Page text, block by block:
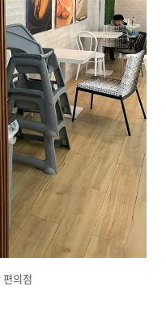
의점